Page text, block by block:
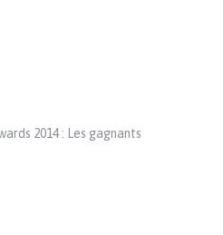
2014 : Les gagnants